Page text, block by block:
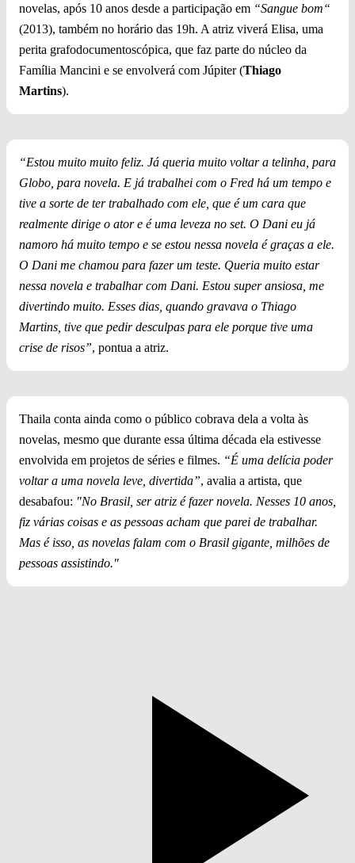
novelas, após 10 anos desde a participação em “Sangue bom“
(2013), também no horário das 19h. A atriz viverá Elisa, uma
perita grafodocumentoscópica, que faz parte do núcleo da
Família Mancini e se envolverá com Júpiter (Thiago
Martins).
“Estou muito muito feliz. Já queria muito voltar a telinha, para
Globo, para novela. E já trabalhei com o Fred há um tempo e
tive a sorte de ter trabalhado com ele, que é um cara que
realmente dirige o ator e é uma leveza no set. O Dani eu já
namoro há muito tempo e se estou nessa novela é graças a ele.
O Dani me chamou para fazer um teste. Queria muito estar
nessa novela e trabalhar com Dani. Estou super ansiosa, me
divertindo muito. Esses dias, quando gravava o Thiago
Martins, tive que pedir desculpas para ele porque tive uma
crise de risos”, pontua a atriz.
Thaila conta ainda como o público cobrava dela a volta às
novelas, mesmo que durante essa última década ela estivesse
envolvida em projetos de séries e filmes. “É uma delícia poder
voltar a uma novela leve, divertida”, avalia a artista, que
desabafou: "No Brasil, ser atriz é fazer novela. Nesses 10 anos,
fiz várias coisas e as pessoas acham que parei de trabalhar.
Mas é isso, as novelas falam com o Brasil gigante, milhões de
pessoas assistindo."